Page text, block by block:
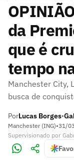
da
que é
tempo
Manchester City,
busca de
PorLucas Borges•
Manchester (ING)•31/
Supervisionado por